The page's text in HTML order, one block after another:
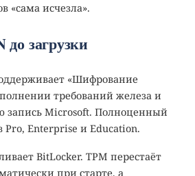
«сама исчезла».
загрузки
«Шифрование
требований железа и
запись Microsoft. Полноценный
Pro, Enterprise и Education.
BitLocker. TPM перестаёт
при старте, а